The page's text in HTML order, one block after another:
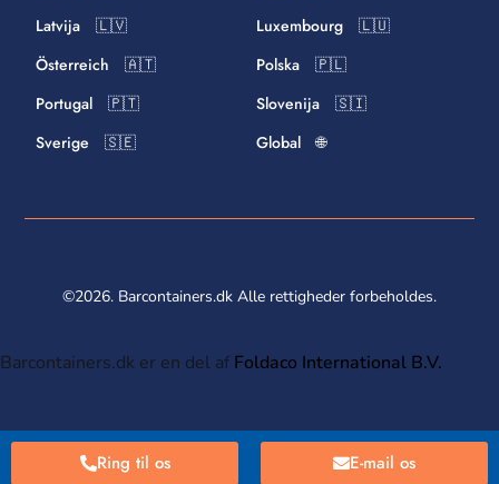
Latvija 🇱🇻
Luxembourg 🇱🇺
Österreich 🇦🇹
Polska 🇵🇱
Portugal 🇵🇹
Slovenija 🇸🇮
Sverige 🇸🇪
Global 🌐
©2026. Barcontainers.dk Alle rettigheder forbeholdes.
Barcontainers.dk er en del af Foldaco International B.V.
Ring til os E-mail os